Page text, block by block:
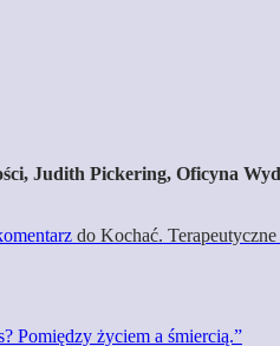
Judith Pickering, Oficyna
do Kochać.
Pomiędzy życiem a śmiercią.”